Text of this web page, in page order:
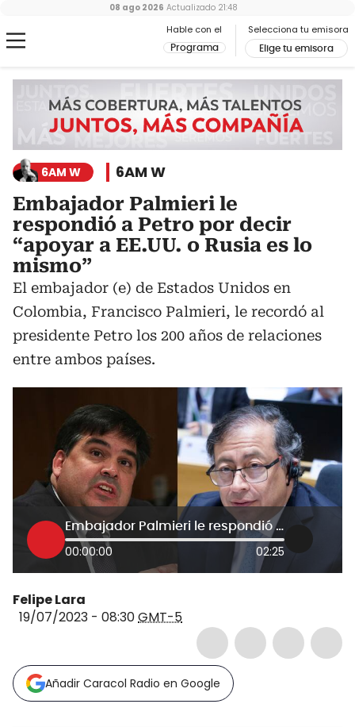
Hable con el
Programa
Selecciona tu emisora
Elige tu emisora
08 ago 2026 Actualizado 21:48
6AM W 6AM W
Embajador Palmieri le
respondió a Petro por decir
“apoyar a EE.UU. o Rusia es lo
mismo”
El embajador (e) de Estados Unidos en
Colombia, Francisco Palmieri, le recordó al
presidente Petro los 200 años de relaciones
entre ambos países.
Embajador Palmieri le respondió a Petro por decir “apoyar a EE.UU. o Rusia es lo mismo”
00:00:00 02:25
Felipe Lara
19/07/2023 - 08:30GMT-5
Añadir Caracol Radio en Google